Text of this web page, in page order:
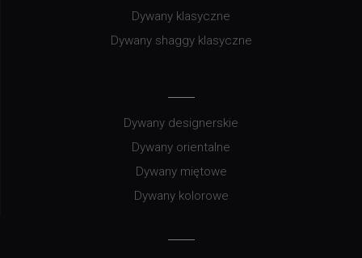
Dywany klasyczne
Dywany shaggy klasyczne
Dywany designerskie
Dywany orientalne
Dywany miętowe
Dywany kolorowe